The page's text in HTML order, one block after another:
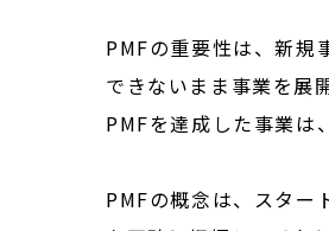
PMFの重要性は、新規
できないまま事業を展
PMFを達成した事業は
PMFの概念は、スター